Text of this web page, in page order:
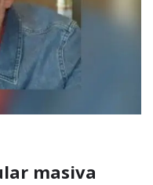
masiva